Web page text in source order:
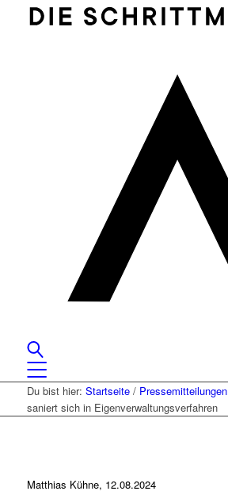
Du bist hier: Startseite / Pressemitteilungen
saniert sich in Eigenverwaltungsverfahren
Matthias Kühne, 12.08.2024